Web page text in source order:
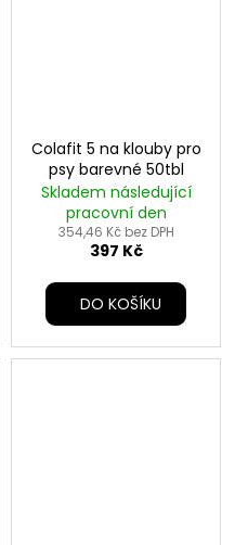
Colafit 5 na klouby pro
psy barevné 50tbl
Skladem následující
pracovní den
354,46 Kč bez DPH
397 Kč
DO KOŠÍKU